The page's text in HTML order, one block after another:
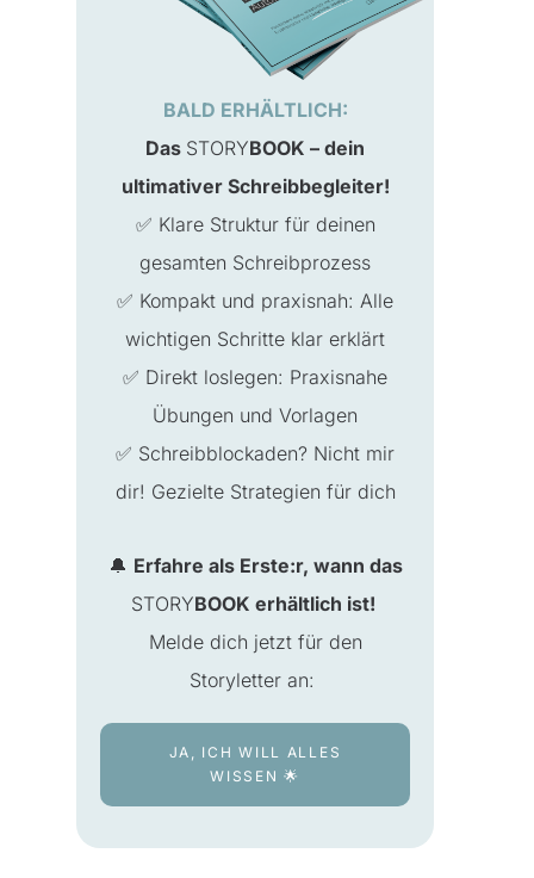
BALD ERHÄLTLICH:
Das STORYBOOK – dein
ultimativer Schreibbegleiter!
✅ Klare Struktur für deinen
gesamten Schreibprozess
✅ Kompakt und praxisnah: Alle
wichtigen Schritte klar erklärt
✅ Direkt loslegen: Praxisnahe
Übungen und Vorlagen
✅ Schreibblockaden? Nicht mir
dir! Gezielte Strategien für dich
🔔 Erfahre als Erste:r, wann das
STORYBOOK erhältlich ist!
Melde dich jetzt für den
Storyletter an:
JA, ICH WILL ALLES
WISSEN 🌟